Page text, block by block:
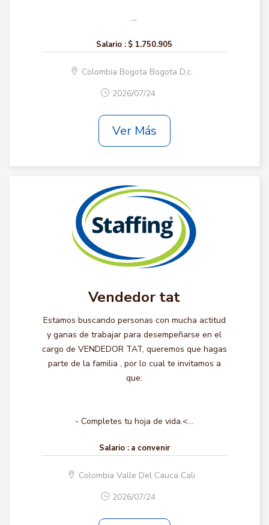
...
Salario : $ 1.750.905
Colombia Bogota Bogota D.c.
2026/07/24
Ver Más
Vendedor tat
Estamos buscando personas con mucha actitud
y ganas de trabajar para desempeñarse en el
cargo de VENDEDOR TAT, queremos que hagas
parte de la familia , por lo cual te invitamos a
que:
- Completes tu hoja de vida.<...
Salario : a convenir
Colombia Valle Del Cauca Cali
2026/07/24